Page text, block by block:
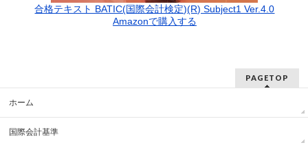
合格テキスト BATIC(国際会計検定)(R) Subject1 Ver.4.0
Amazonで購入する
PAGETOP
ホーム
国際会計基準